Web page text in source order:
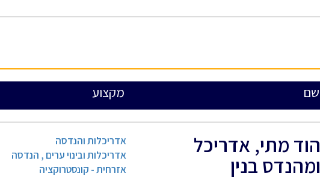
שם מקצוע
הוד מתי, אדריכל
ומהנדס בנין
אדריכלות והנדסה
אדריכלות ובינוי ערים , הנדסה
אזרחית - קונסטרוקציה